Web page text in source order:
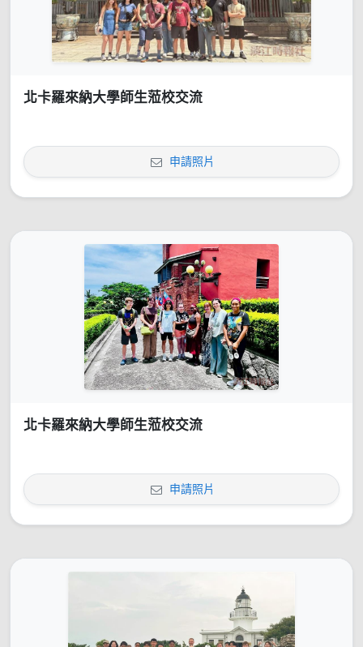
北卡羅來納大學師生蒞校交流
申請照片
北卡羅來納大學師生蒞校交流
申請照片